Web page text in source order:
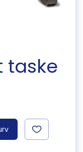
taske